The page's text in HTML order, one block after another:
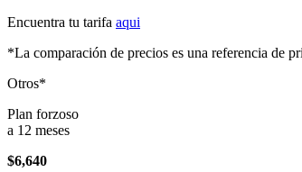
Encuentra tu tarifa aqui
*La comparación de precios es una referencia de
Otros*
Plan forzoso
a 12 meses
$6,640